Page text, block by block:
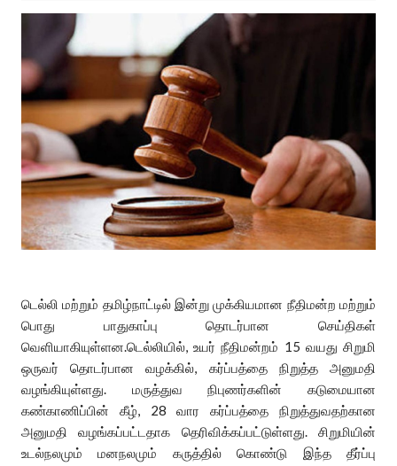
டெல்லி மற்றும் தமிழ்நாட்டில் இன்று முக்கியமான நீதிமன்ற மற்றும்
பொது பாதுகாப்பு தொடர்பான செய்திகள்
வெளியாகியுள்ளன.டெல்லியில், உயர் நீதிமன்றம் 15 வயது சிறுமி
ஒருவர் தொடர்பான வழக்கில், கர்ப்பத்தை நிறுத்த அனுமதி
வழங்கியுள்ளது. மருத்துவ நிபுணர்களின் கடுமையான
கண்காணிப்பின் கீழ், 28 வார கர்ப்பத்தை நிறுத்துவதற்கான
அனுமதி வழங்கப்பட்டதாக தெரிவிக்கப்பட்டுள்ளது. சிறுமியின்
உடல்நலமும் மனநலமும் கருத்தில் கொண்டு இந்த தீர்ப்பு